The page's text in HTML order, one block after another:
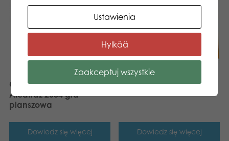
Gamestorm EscapeRun
Alcatraz 2034 gra
planszowa
Dowiedz się więcej
Tactic Trendy Szachy
Dowiedz się więcej
Ustawienia
Hylkää
Zaakceptuj wszystkie